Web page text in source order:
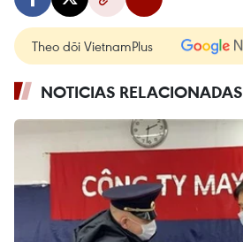
Theo dõi VietnamPlus
NOTICIAS RELACIONADAS